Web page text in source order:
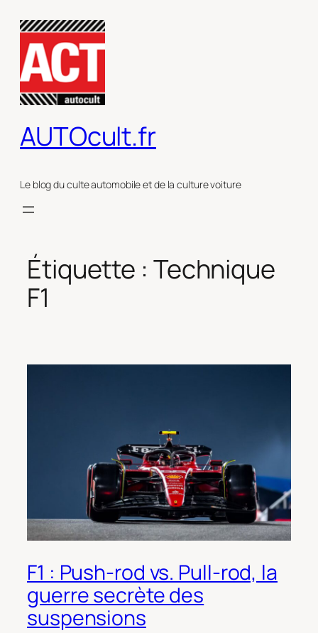
contenu
AUTOcult.fr
Le blog du culte automobile et de la culture voiture
Étiquette : Technique
F1
F1 : Push-rod vs. Pull-rod, la
guerre secrète des
suspensions